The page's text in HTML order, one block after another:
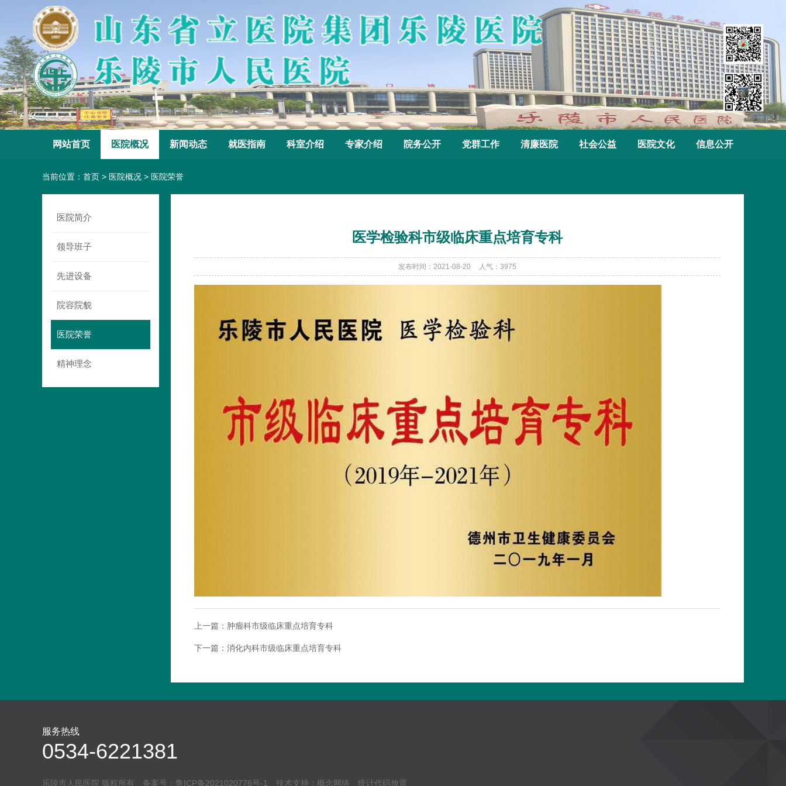
网站首页 医院概况 新闻动态 就医指南 科室介绍 专家介绍 院务公开 党群工作 清廉医院 社会公益 医院文化 信息公开
当前位置： 首页 > 医院概况 > 医院荣誉
医院简介
领导班子
先进设备
院容院貌
医院荣誉
精神理念
医学检验科市级临床重点培育专科
发布时间：2021-08-20 人气： 3975
上一篇： 肿瘤科市级临床重点培育专科
下一篇： 消化内科市级临床重点培育专科
服务热线
0534-6221381
乐陵市人民医院 版权所有 备案号： 鲁ICP备2021020776号-1 技术支持： 概念网络 统计代码放置